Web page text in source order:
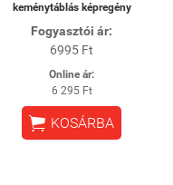
keménytáblás képregény
Fogyasztói ár:
6995 Ft
Online ár:
6 295 Ft
 KOSÁRBA